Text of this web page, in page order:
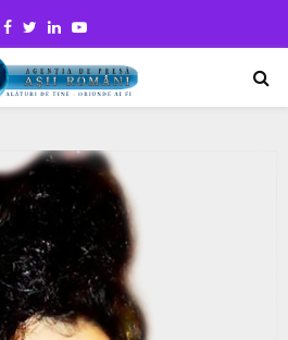
Facebook
TwitterLinkedinYoutube